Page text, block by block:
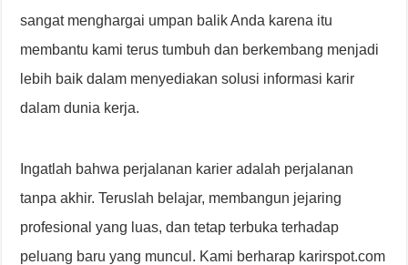
sangat menghargai umpan balik Anda karena itu
membantu kami terus tumbuh dan berkembang menjadi
lebih baik dalam menyediakan solusi informasi karir
dalam dunia kerja.
Ingatlah bahwa perjalanan karier adalah perjalanan
tanpa akhir. Teruslah belajar, membangun jejaring
profesional yang luas, dan tetap terbuka terhadap
peluang baru yang muncul. Kami berharap karirspot.com